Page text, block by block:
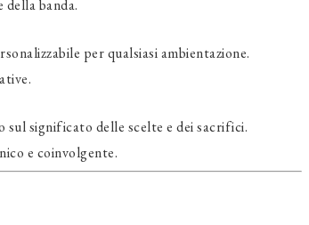
della banda.
per qualsiasi ambientazione.
significato delle scelte e dei sacrifici.
e coinvolgente.